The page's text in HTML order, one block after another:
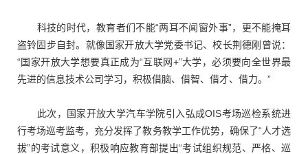
科技的时代，教育者们不能“两耳不闻窗外事”，更不能掩耳
盗铃固步自封。就像国家开放大学党委书记、校长荆德刚曾说：
“国家开放大学想要真正成为“互联网+”大学，必须要向全世界最
先进的信息技术公司学习，积极借脑、借智、借才、借力。”
此次，国家开放大学汽车学院引入弘成OIS考场巡检系统进
行考场巡考监考，充分发挥了教务教学工作优势，确保了“人才选
拔”的考试意义，积极响应教育部提出“考试组织规范、严格、巡